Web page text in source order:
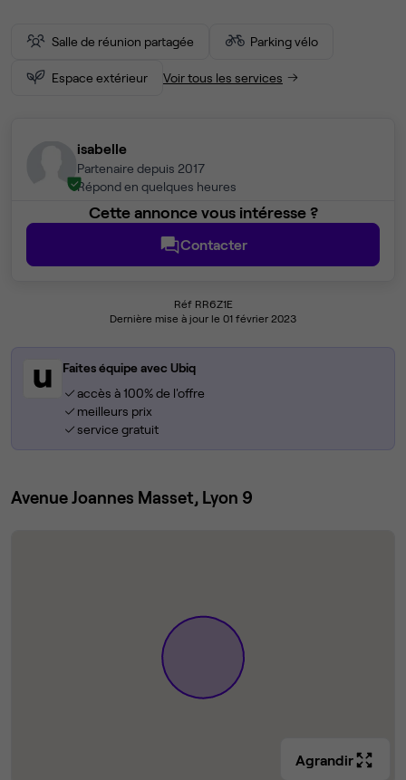
Salle de réunion partagée Parking vélo
Espace extérieur Voir tous les services
isabelle
Partenaire depuis 2017
Répond en quelques heures
Cette annonce vous intéresse ?
Contacter
Réf RR6Z1E
Dernière mise à jour le 01 février 2023
Faites équipe avec Ubiq
accès à 100% de l'offre
meilleurs prix
service gratuit
Avenue Joannes Masset, Lyon 9
Agrandir